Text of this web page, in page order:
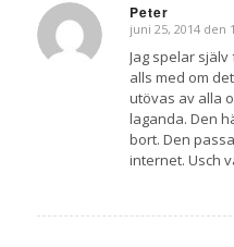
Peter
says:
juni 25, 2014 den
Jag spelar
alls med om
utövas av alla
laganda. Den
bort. Den
internet. Usch